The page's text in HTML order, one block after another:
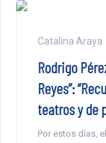
Catalina Araya
Rodrigo
Reyes”:
teatros y de
Por estos días,